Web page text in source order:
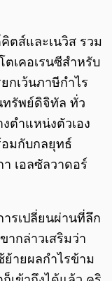
ตส์และเนวิส รวม
เคอเรนซีสำหรับ
กเว้นภาษีกำไร
ทรัพย์ดิจิทัล ทั่ว
ตำแหน่งตัวเอง
มกับกลยุทธ์
เอลซัลวาดอร์
ารเปลี่ยนผ่านที่ลึก
ากล่าวเสริมว่า
ย้ายผลกำไรข้าม